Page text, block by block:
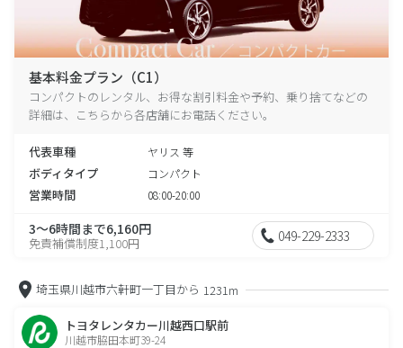
基本料金プラン（C1）
コンパクトのレンタル、お得な割引料金や予約、乗り捨てなどの
詳細は、こちらから各店舗にお電話ください。
代表車種 ヤリス 等
ボディタイプ コンパクト
営業時間 08:00-20:00
3～6時間まで6,160円
免責補償制度1,100円 049-229-2333
埼玉県川越市六軒町一丁目から 1231m
トヨタレンタカー川越西口駅前
川越市脇田本町39-24